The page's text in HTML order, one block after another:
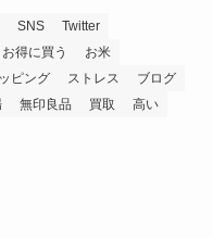
SNS
Twitter
お得に買う
お米
ピング ストレス
ブログ
無印良品 買取 高い